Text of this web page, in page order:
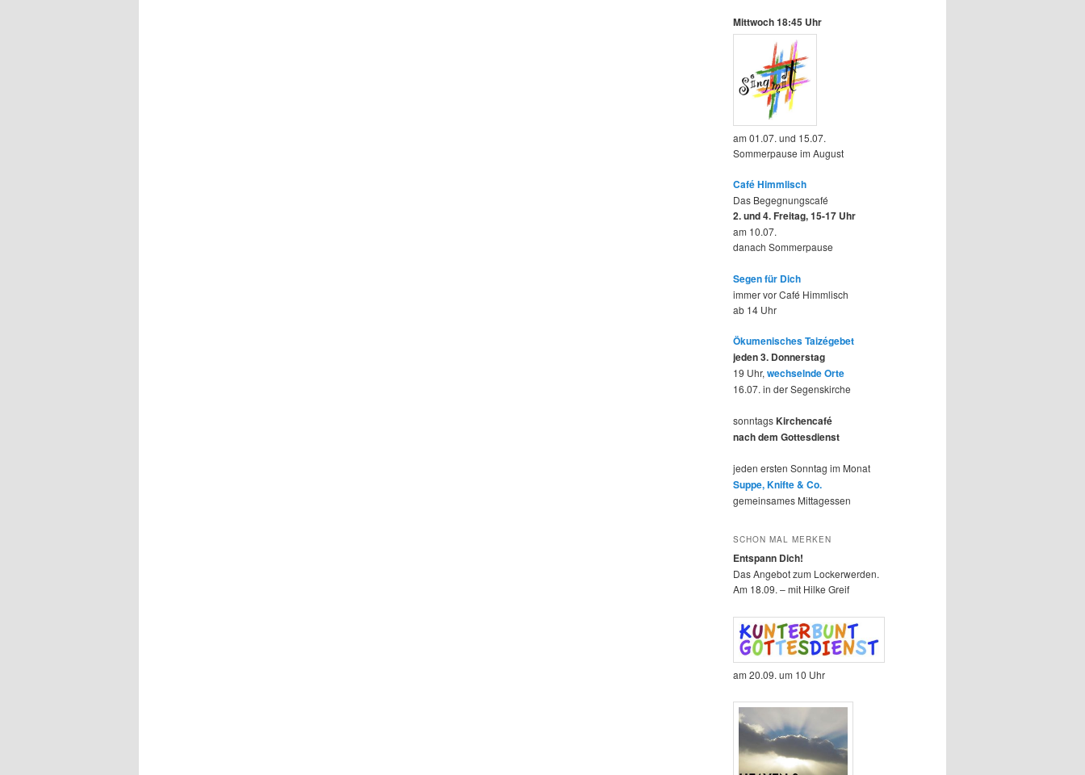
Mittwoch 18:45 Uhr
am 01.07. und 15.07.
Sommerpause im August
Café Himmlisch
Das Begegnungscafé
2. und 4. Freitag, 15-17 Uhr
am 10.07.
danach Sommerpause
Segen für Dich
immer vor Café Himmlisch
ab 14 Uhr
Ökumenisches Taizégebet
jeden 3. Donnerstag
19 Uhr, wechselnde Orte
16.07. in der Segenskirche
sonntagsKirchencafé
nach dem Gottesdienst
jeden ersten Sonntag im Monat
Suppe, Knifte & Co.
gemeinsames Mittagessen
SCHON MAL MERKEN
Entspann Dich!
Das Angebot zum Lockerwerden.
Am 18.09. – mit Hilke Greif
am 20.09. um 10 Uhr